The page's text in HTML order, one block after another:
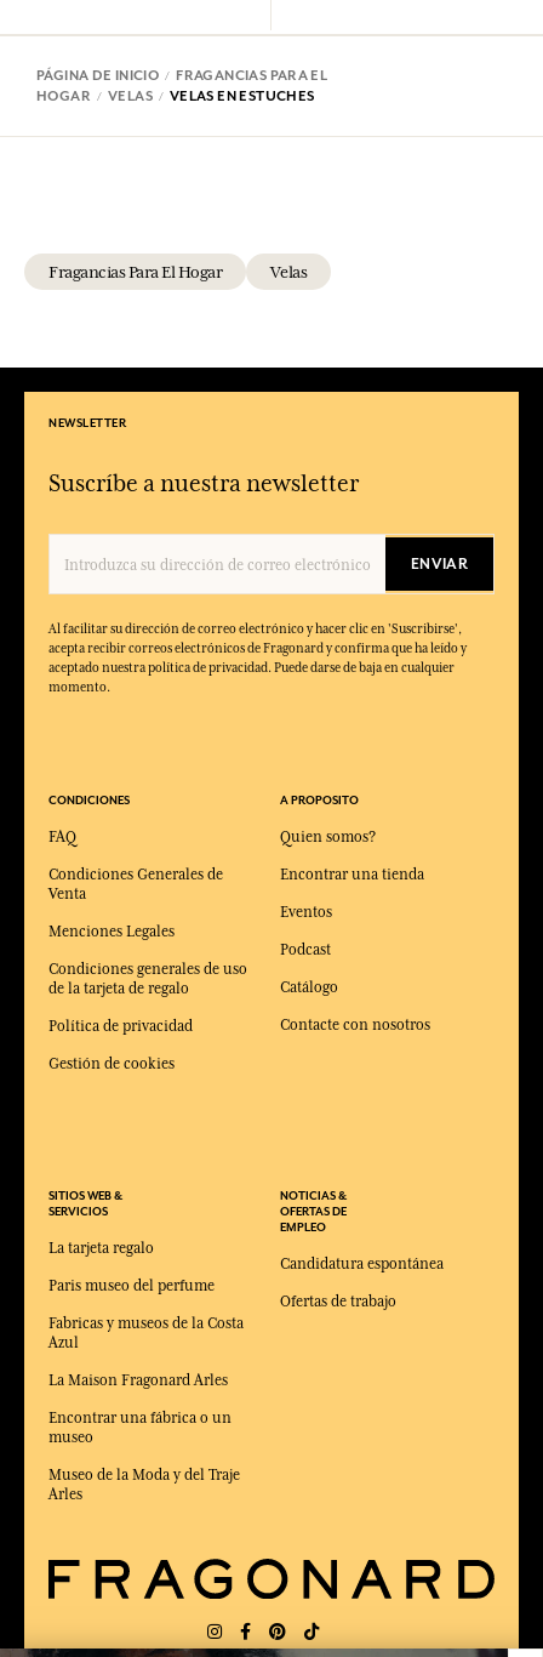
PÁGINA DE INICIO
FRAGANCIAS PARA EL
HOGAR
VELAS VELAS EN ESTUCHES
Fragancias Para El Hogar Velas
NEWSLETTER
Suscríbe a nuestra newsletter
ENVIAR
Al facilitar su dirección de correo electrónico y hacer clic en 'Suscribirse',
acepta recibir correos electrónicos de Fragonard y confirma que ha leído y
aceptado nuestra política de privacidad. Puede darse de baja en cualquier
momento.
CONDICIONES
FAQ
Condiciones Generales de
Venta
Menciones Legales
Condiciones generales de uso
de la tarjeta de regalo
Política de privacidad
Gestión de cookies
SITIOS WEB &
SERVICIOS
La tarjeta regalo
Paris museo del perfume
Fabricas y museos de la Costa
Azul
La Maison Fragonard Arles
Encontrar una fábrica o un
museo
Museo de la Moda y del Traje
Arles
A PROPOSITO
Quien somos?
Encontrar una tienda
Eventos
Podcast
Catálogo
Contacte con nosotros
NOTICIAS &
OFERTAS DE
EMPLEO
Candidatura espontánea
Ofertas de trabajo